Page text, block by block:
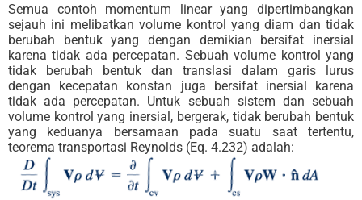
Semua contoh momentum linear yang dipertimbangkan
sejauh ini melibatkan volume kontrol yang diam dan tidak
berubah bentuk yang dengan demikian bersifat inersial
karena tidak ada percepatan. Sebuah volume kontrol yang
tidak berubah bentuk dan translasi dalam garis lurus
dengan kecepatan konstan juga bersifat inersial karena
tidak ada percepatan. Untuk sebuah sistem dan sebuah
volume kontrol yang inersial, bergerak, tidak berubah bentuk
yang keduanya bersamaan pada suatu saat tertentu,
teorema transportasi Reynolds (Eq. 4.232) adalah: